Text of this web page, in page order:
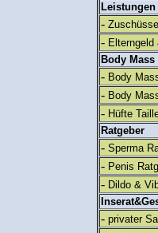
-
- Elterngeld
Body
- Body
- Body
- Hüfte
Ratgeber
- Sperma
- Penis
- Dildo &
- privater